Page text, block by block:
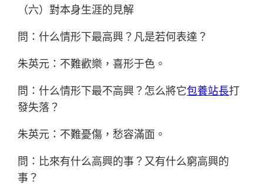
（六）對本身生涯的見解
問：什么情形下最高興？凡是若何表達？
朱英元：不難歡樂，喜形于色。
問：什么情形下最不高興？怎么將它包養站長打
發失落？
朱英元：不難憂傷，愁容滿面。
問：比來有什么高興的事？又有什么窮高興的
事？